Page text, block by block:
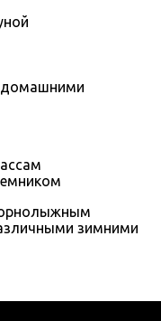
домашними
зимними